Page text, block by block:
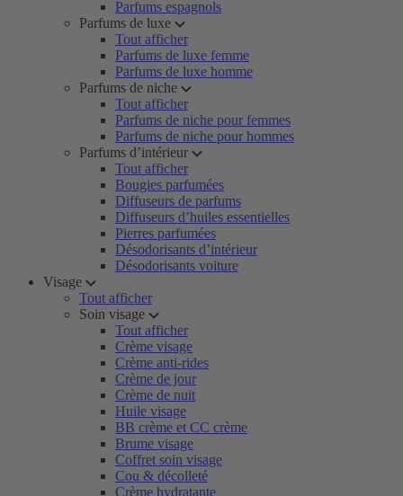
Parfums espagnols
Parfums de luxe
Tout afficher
Parfums de luxe femme
Parfums de luxe homme
Parfums de niche
Tout afficher
Parfums de niche pour femmes
Parfums de niche pour hommes
Parfums d’intérieur
Tout afficher
Bougies parfumées
Diffuseurs de parfums
Diffuseurs d’huiles essentielles
Pierres parfumées
Désodorisants d’intérieur
Désodorisants voiture
Visage
Tout afficher
Soin visage
Tout afficher
Crème visage
Crème anti-rides
Crème de jour
Crème de nuit
Huile visage
BB crème et CC crème
Brume visage
Coffret soin visage
Cou & décolleté
Crème hydratante